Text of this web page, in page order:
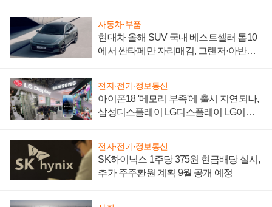
자동차·부품
현대차 올해 SUV 국내 베스트셀러 톱10
에서 싼타페만 자리매김, 그랜저·아반떼
전자·전기·정보통신
아이폰18 '메모리 부족'에 출시 지연되나,
삼성디스플레이 LG디스플레이 LG이노
전자·전기·정보통신
SK하이닉스 1주당 375원 현금배당 실시,
추가 주주환원 계획 9월 공개 예정